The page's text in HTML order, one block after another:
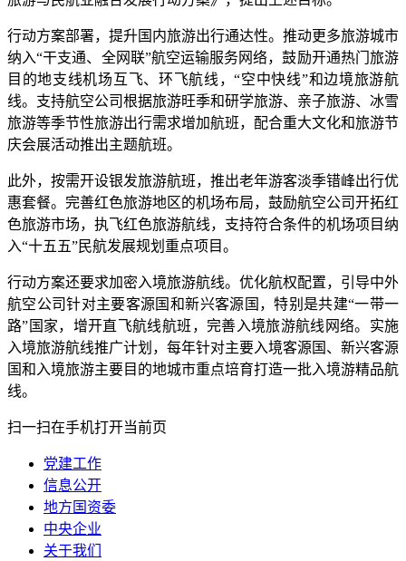
行动方案部署，提升国内旅游出行通达性。推动更多旅游城市
纳入“干支通、全网联”航空运输服务网络，鼓励开通热门旅游
目的地支线机场互飞、环飞航线，“空中快线”和边境旅游航
线。支持航空公司根据旅游旺季和研学旅游、亲子旅游、冰雪
旅游等季节性旅游出行需求增加航班，配合重大文化和旅游节
庆会展活动推出主题航班。
此外，按需开设银发旅游航班，推出老年游客淡季错峰出行优
惠套餐。完善红色旅游地区的机场布局，鼓励航空公司开拓红
色旅游市场，执飞红色旅游航线，支持符合条件的机场项目纳
入“十五五”民航发展规划重点项目。
行动方案还要求加密入境旅游航线。优化航权配置，引导中外
航空公司针对主要客源国和新兴客源国，特别是共建“一带一
路”国家，增开直飞航线航班，完善入境旅游航线网络。实施
入境旅游航线推广计划，每年针对主要入境客源国、新兴客源
国和入境旅游主要目的地城市重点培育打造一批入境游精品航
线。
扫一扫在手机打开当前页
党建工作
信息公开
地方国资委
中央企业
关于我们